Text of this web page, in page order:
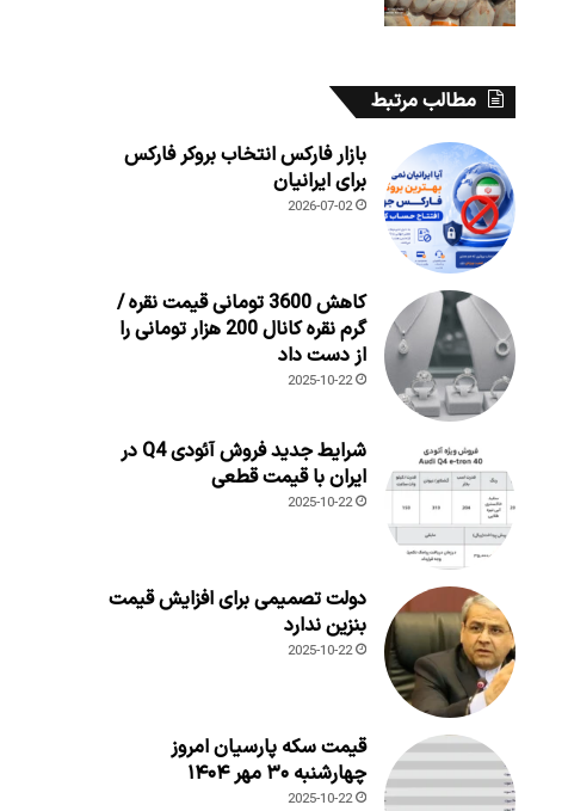
مطالب مرتبط
بازار فارکس انتخاب بروکر فارکس
برای ایرانیان
2026-07-02
کاهش 3600 تومانی قیمت نقره /
گرم نقره کانال 200 هزار تومانی را
از دست داد
2025-10-22
شرایط جدید فروش آئودی Q4 در
ایران با قیمت قطعی
2025-10-22
دولت تصمیمی برای افزایش قیمت
بنزین ندارد
2025-10-22
قیمت سکه پارسیان امروز
چهارشنبه ۳۰ مهر ۱۴۰۴
2025-10-22